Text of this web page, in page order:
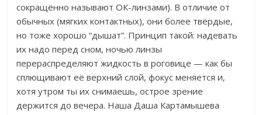
сокращённо называют ОК-линзами). В отличие от
обычных (мягких контактных), они более твёрдые,
но тоже хорошо “дышат”. Принцип такой: надевать
их надо перед сном, ночью линзы
перераспределяют жидкость в роговице — как бы
сплющивают её верхний слой, фокус меняется и,
хотя утром ты их снимаешь, острое зрение
держится до вечера. Наша Даша Картамышева